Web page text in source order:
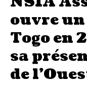
ouvre
Togo en
sa
de